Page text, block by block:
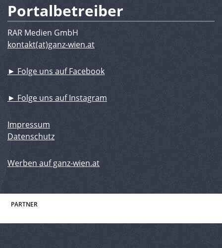
Portalbetreiber
RAR Medien GmbH
kontakt(at)ganz-wien.at
► Folge uns auf Facebook
► Folge uns auf Instagram
Impressum
Datenschutz
Werben auf ganz-wien.at
PARTNER